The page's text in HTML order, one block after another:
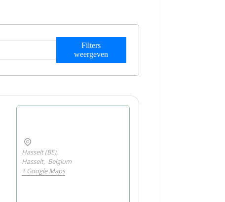
Filters
weergeven
Hasselt (BE),
Hasselt, Belgium
+ Google Maps